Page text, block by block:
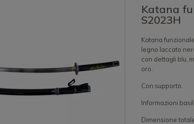
Katana
S2023H
Katana
legno laccato
con dettagli blu,
oro.
Con supporto.
Informazioni
Dimensione